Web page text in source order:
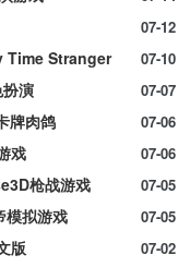
07-12
07-10
Time Stranger
07-07
演
07-06
牌肉鸽
07-06
戏
07-05
枪战游戏
07-05
拟游戏
07-02
版